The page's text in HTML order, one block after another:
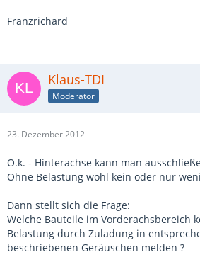
Franzrichard
Klaus-TDI
Moderator
23. Dezember 2012
O.k. - Hinterachse kann man
Ohne Belastung wohl kein oder nur
Dann stellt sich die Frage:
Welche Bauteile im Vorderachsbereich
Belastung durch Zuladung in
beschriebenen Geräuschen melden ?